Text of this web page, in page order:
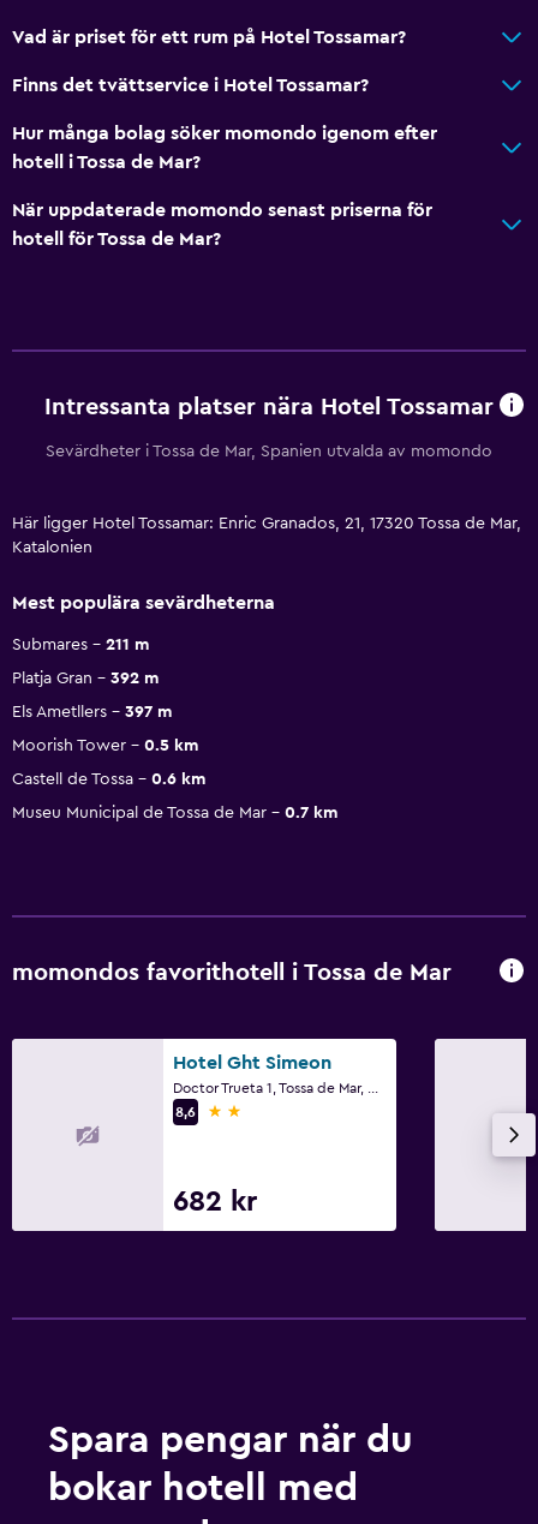
Vad är priset för ett rum på Hotel Tossamar?
Finns det tvättservice i Hotel Tossamar?
Hur många bolag söker momondo igenom efter
hotell i Tossa de Mar?
När uppdaterade momondo senast priserna för
hotell för Tossa de Mar?
Intressanta platser nära Hotel Tossamar
Sevärdheter i Tossa de Mar, Spanien utvalda av momondo
Här ligger Hotel Tossamar: Enric Granados, 21, 17320 Tossa de Mar,
Katalonien
Mest populära sevärdheterna
Submares
211 m
Platja Gran
392 m
Els Ametllers
397 m
Moorish Tower
0.5 km
Castell de Tossa
0.6 km
Museu Municipal de Tossa de Mar
0.7 km
momondos favorithotell i Tossa de Mar
Hotel Ght Simeon
8,6
2 stjärnor
682 kr
Spara pengar när du
bokar hotell med